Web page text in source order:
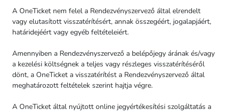
A OneTicket nem felel a Rendezvényszervező által elrendelt
vagy elutasított visszatérítésért, annak összegéért, jogalapjáért,
határidejéért vagy egyéb feltételeiért.
Amennyiben a Rendezvényszervező a belépőjegy árának és/vagy
a kezelési költségnek a teljes vagy részleges visszatérítéséről
dönt, a OneTicket a visszatérítést a Rendezvényszervező által
meghatározott feltételek szerint hajtja végre.
A OneTicket által nyújtott online jegyértékesítési szolgáltatás a